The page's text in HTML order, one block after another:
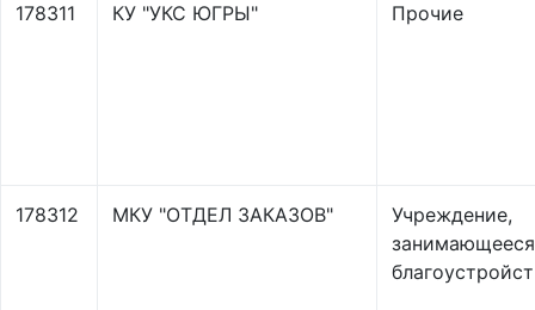
178311 КУ "УКС ЮГРЫ" Прочие
178312 МКУ "ОТДЕЛ ЗАКАЗОВ"
Учреждение,
занимающееся